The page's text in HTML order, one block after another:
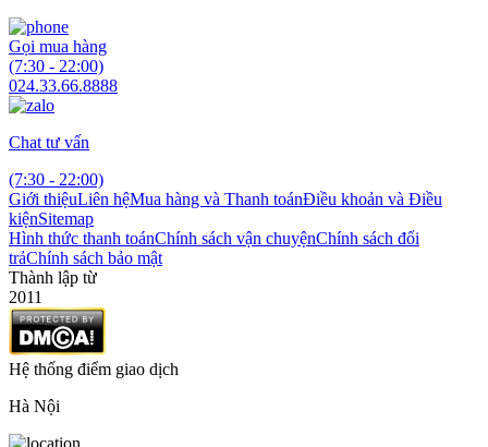
Gọi mua hàng
(7:30 - 22:00)
024.33.66.8888
Chat tư vấn
(7:30 - 22:00)
Giới thiệuLiên hệMua hàng và Thanh toánĐiều khoản và Điều
kiệnSitemap
Hình thức thanh toánChính sách vận chuyệnChính sách đổi
trảChính sách bảo mật
Thành lập từ
2011
Hệ thống điểm giao dịch
Hà Nội